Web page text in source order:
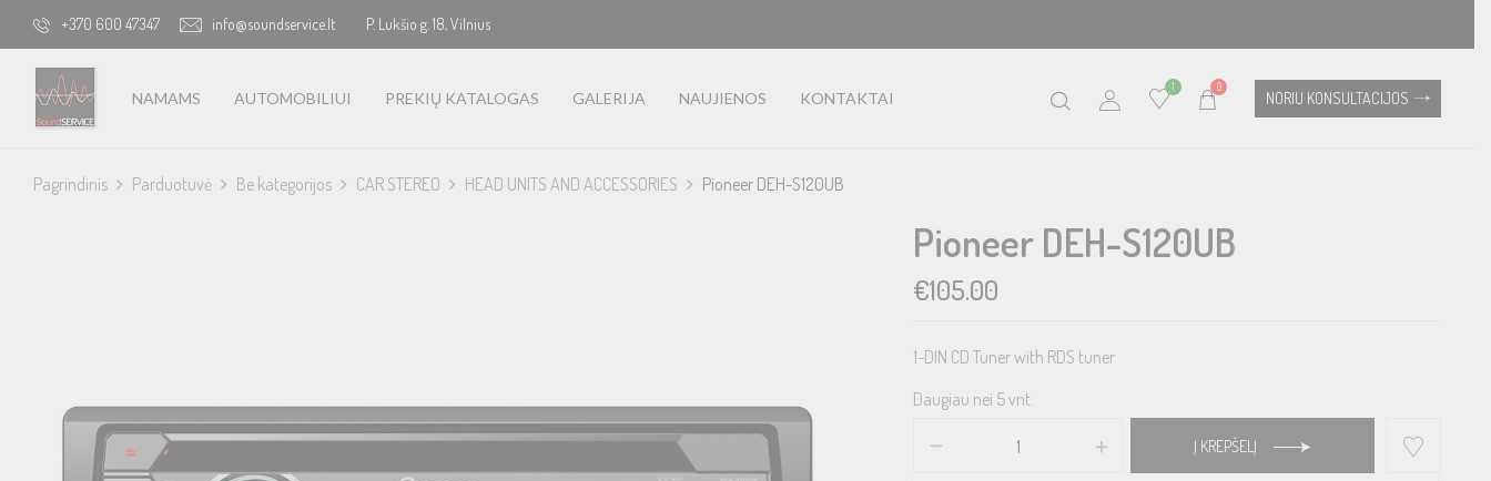
+370 600 47347 info@soundservice.lt P. Lukšio g. 18, Vilnius
NAMAMS AUTOMOBILIUI PREKIŲ KATALOGAS GALERIJA NAUJIENOS KONTAKTAI
1 0
NORIU KONSULTACIJOS
Pagrindinis Parduotuvė Be kategorijos CAR STEREO HEAD UNITS AND ACCESSORIES Pioneer DEH-S120UB
Pioneer DEH-S120UB
€105.00
1-DIN CD Tuner with RDS tuner
Daugiau nei 5 vnt.
Į KREPŠELĮ